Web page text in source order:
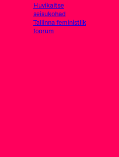
Huvikaitse
seisukohad
Tallinna feministlik
foorum